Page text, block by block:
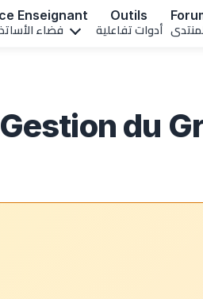
Enseignant
فضاء
Outils
أدوات تفاعلية
du